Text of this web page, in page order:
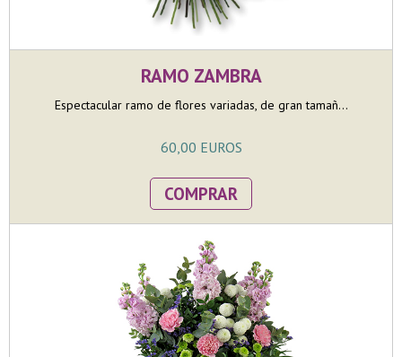
RAMO ZAMBRA
Espectacular ramo de flores variadas, de gran tamañ...
60,00 EUROS
COMPRAR